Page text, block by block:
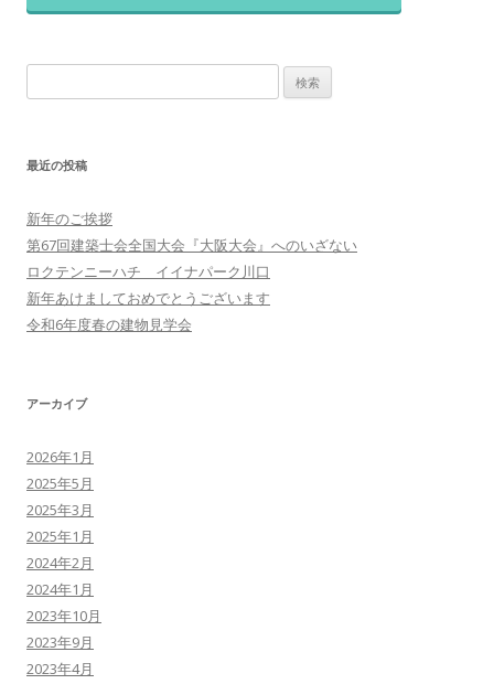
ー
索:
最近の投稿
新年のご挨拶
第67回建築士会全国大会『大阪大会』へのいざない
ロクテンニーハチ イイナパーク川口
新年あけましておめでとうございます
令和6年度春の建物見学会
アーカイブ
2026年1月
2025年5月
2025年3月
2025年1月
2024年2月
2024年1月
2023年10月
2023年9月
2023年4月